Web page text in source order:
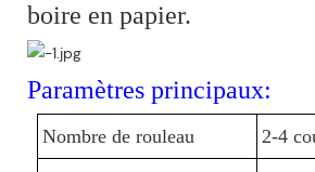
boire en papier.
Paramètres principaux:
Nombre de rouleau 2-4